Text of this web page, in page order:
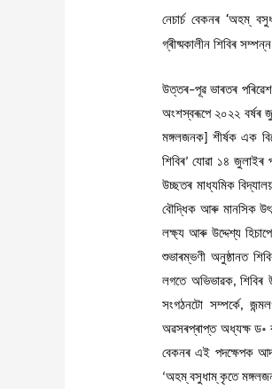
নেচাৰ্চ বেকনৰ‘অহম্‌
গ্ৰীষ্মকালীন শিবিৰ
উত্তৰ–পূৱ ভাৰতৰ পৰিৱেশ
অংশস্বৰূপে ২০২২ বৰ্ষৰ
মঙ্গলজনক
শীৰ্ষক এক
শিবিৰ’যোৱা ১৪ জুলাইৰ
উচ্ছতৰ মাধ্যমিক
বৌদ্ধিক আৰু মানসিক
লক্ষ্য আৰু উদ্দেশ্য হিচাপে
শুভাৰম্ভণী অনুষ্ঠানত
লগতে অভিভাৱক,শিবিৰ
সংগঠনটো সম্পৰ্কে,
অৱসৰপ্ৰাপ্ত অধ্যক্ষ ড॰
বেকনৰ এই পদক্ষেপক
‘অহম্ ‌বসুধাম্ ‌কৃতে